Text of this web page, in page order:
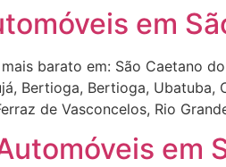
em
barato em: São Caetano
Bertioga, Bertioga, Ubatuba,
de Vasconcelos, Rio
em